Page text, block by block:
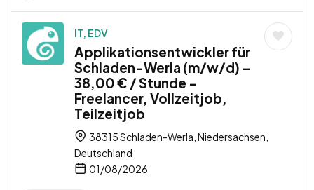
IT, EDV
Applikationsentwickler für
Schladen-Werla (m/w/d) –
38,00 € / Stunde –
Freelancer, Vollzeitjob,
Teilzeitjob
38315 Schladen-Werla, Niedersachsen,
Deutschland
01/08/2026